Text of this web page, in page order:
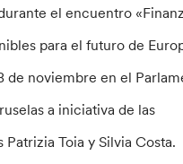
el encuentro
para el futuro de
de noviembre en el
a iniciativa de las
Patrizia Toia y Silvia Costa.